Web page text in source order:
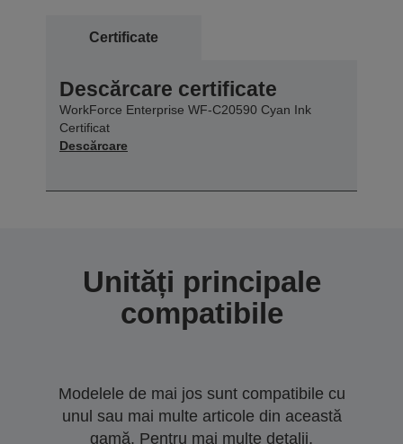
Certificate
Descărcare certificate
WorkForce Enterprise WF-C20590 Cyan Ink
Certificat
Descărcare
Unități principale
compatibile
Modelele de mai jos sunt compatibile cu
unul sau mai multe articole din această
gamă. Pentru mai multe detalii,